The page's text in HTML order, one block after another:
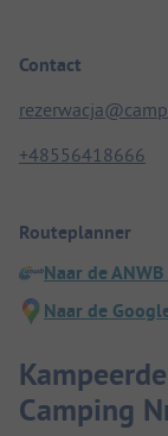
Contact
+48556418666
Routeplanner
Naar de
Naar de
Camping